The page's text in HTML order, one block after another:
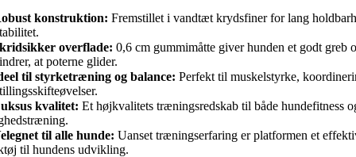
konstruktion: Fremstillet i vandtæt krydsfiner for lang
overflade: 0,6 cm gummimåtte giver hunden et godt greb
at poterne glider.
til styrketræning og balance: Perfekt til muskelstyrke,
kvalitet: Et højkvalitets træningsredskab til både hundefitness
til alle hunde: Uanset træningserfaring er platformen et
til hundens udvikling.